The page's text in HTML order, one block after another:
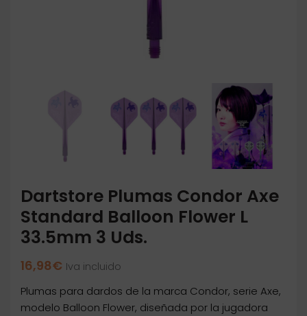
Dartstore Plumas Condor Axe
Standard Balloon Flower L
33.5mm 3 Uds.
16,98€ Iva incluido
Plumas para dardos de la marca Condor, serie Axe,
modelo Balloon Flower, diseñada por la jugadora